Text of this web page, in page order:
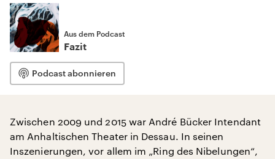
Aus dem Podcast
Fazit
Podcast abonnieren
Zwischen 2009 und 2015 war André Bücker Intendant
am Anhaltischen Theater in Dessau. In seinen
Inszenierungen, vor allem im „Ring des Nibelungen“,